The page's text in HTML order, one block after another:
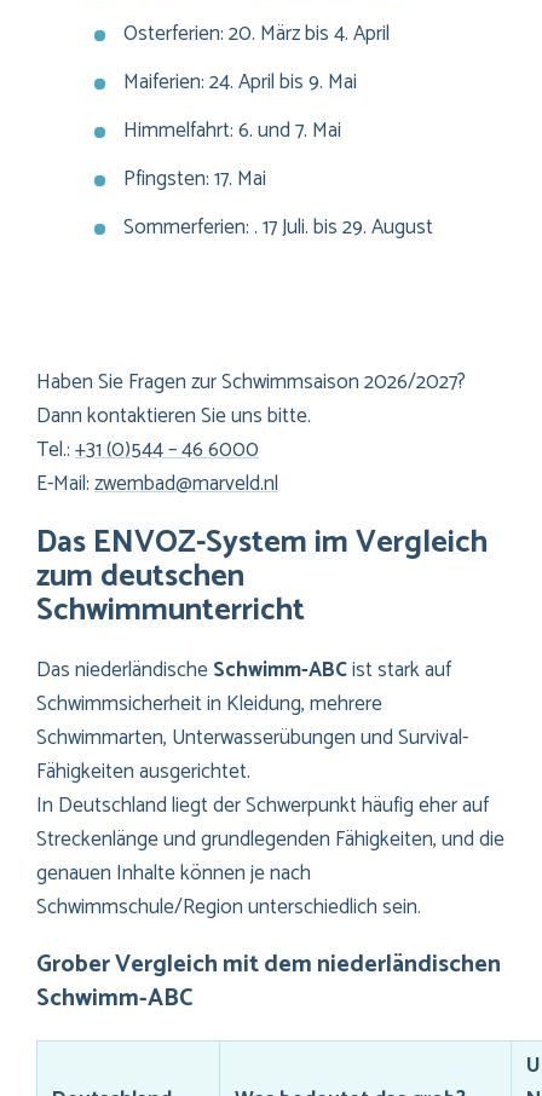
Osterferien: 20. März bis 4. April
Maiferien: 24. April bis 9. Mai
Himmelfahrt: 6. und 7. Mai
Pfingsten: 17. Mai
Sommerferien: . 17 Juli. bis 29. August
Haben Sie Fragen zur Schwimmsaison 2026/2027?
Dann kontaktieren Sie uns bitte.
Tel.:+31 (0)544 – 46 6000
E-Mail:zwembad@marveld.nl
Das ENVOZ-System im Vergleich
zum deutschen
Schwimmunterricht
Das niederländischeSchwimm-ABCist stark auf
Schwimmsicherheit in Kleidung, mehrere
Schwimmarten, Unterwasserübungen und Survival-
Fähigkeiten ausgerichtet.
In Deutschland liegt der Schwerpunkt häufig eher auf
Streckenlänge und grundlegenden Fähigkeiten, und die
genauen Inhalte können je nach
Schwimmschule/Region unterschiedlich sein.
Grober Vergleich mit dem niederländischen
Schwimm-ABC